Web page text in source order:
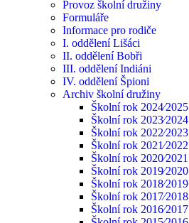
Provoz školní družiny
Formuláře
Informace pro rodiče
I. oddělení Lišáci
II. oddělení Bobři
III. oddělení Indiáni
IV. oddělení Špioni
Archiv školní družiny
Školní rok 2024⁄2025
Školní rok 2023⁄2024
Školní rok 2022⁄2023
Školní rok 2021⁄2022
Školní rok 2020⁄2021
Školní rok 2019⁄2020
Školní rok 2018⁄2019
Školní rok 2017⁄2018
Školní rok 2016⁄2017